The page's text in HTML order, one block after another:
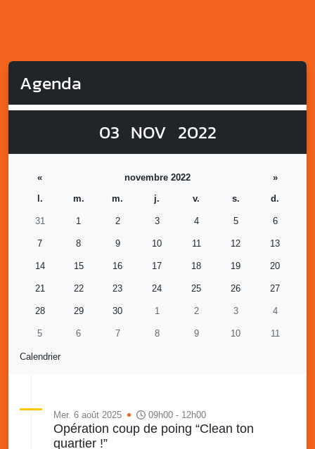
Agenda
03 NOV 2022
Calendrier
« novembre 2022
»
l.
m. m. j. v. s. d.
31 1 2 3 4 5 6
7 8 9 10 11 12 13
14 15 16 17 18 19 20
21 22 23 24 25 26 27
28 29 30 1 2 3 4
5 6 7 8 9 10 11
Mer. 6 août 2025 09h00 - 12h00
Opération coup de poing “Clean ton
quartier !”